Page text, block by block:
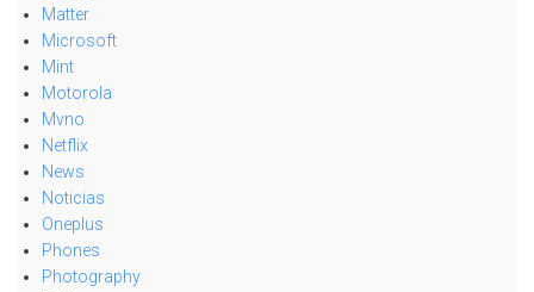
Matter
Microsoft
Mint
Motorola
Mvno
Netflix
News
Noticias
Oneplus
Phones
Photography